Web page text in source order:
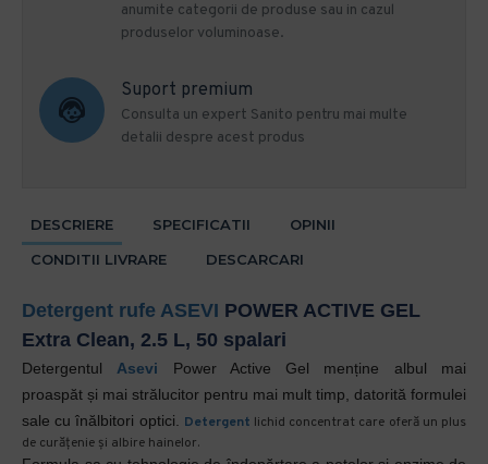
anumite categorii de produse sau in cazul
produselor voluminoase.
Suport premium
Consulta un expert Sanito pentru mai multe
detalii despre acest produs
DESCRIERE SPECIFICATII
OPINII
CONDITII LIVRARE
DESCARCARI
Detergent rufe ASEVI POWER ACTIVE GEL
Extra Clean, 2.5 L, 50 spalari
Detergentul Asevi Power Active Gel menține albul
mai
proaspăt și mai strălucitor pentru mai mult timp datorită formulei
sale cu înălbitori optici. Detergent lichid concentrat care oferă un plus
de curățenie și albire hainelor.